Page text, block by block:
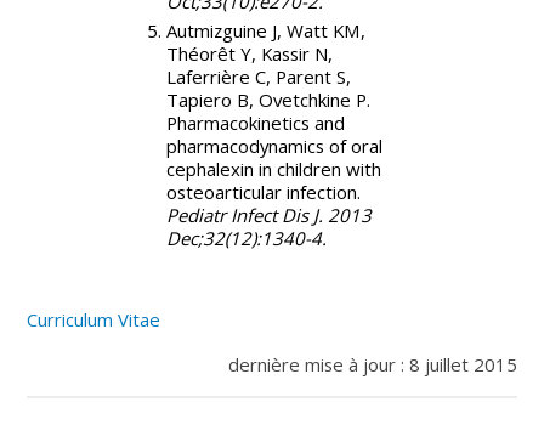
Autmizguine J, Watt KM,
Théorêt Y, Kassir N,
Laferrière C, Parent S,
Tapiero B, Ovetchkine P.
Pharmacokinetics and
pharmacodynamics of oral
cephalexin in children with
osteoarticular infection.
Pediatr Infect Dis J. 2013
Dec;32(12):1340-4.
Curriculum Vitae
dernière mise à jour : 8 juillet 2015